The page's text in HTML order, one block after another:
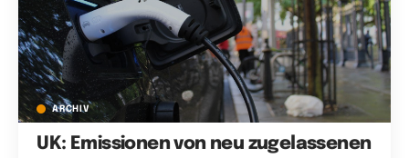
ARCHIV
UK: Emissionen von neu zugelassenen